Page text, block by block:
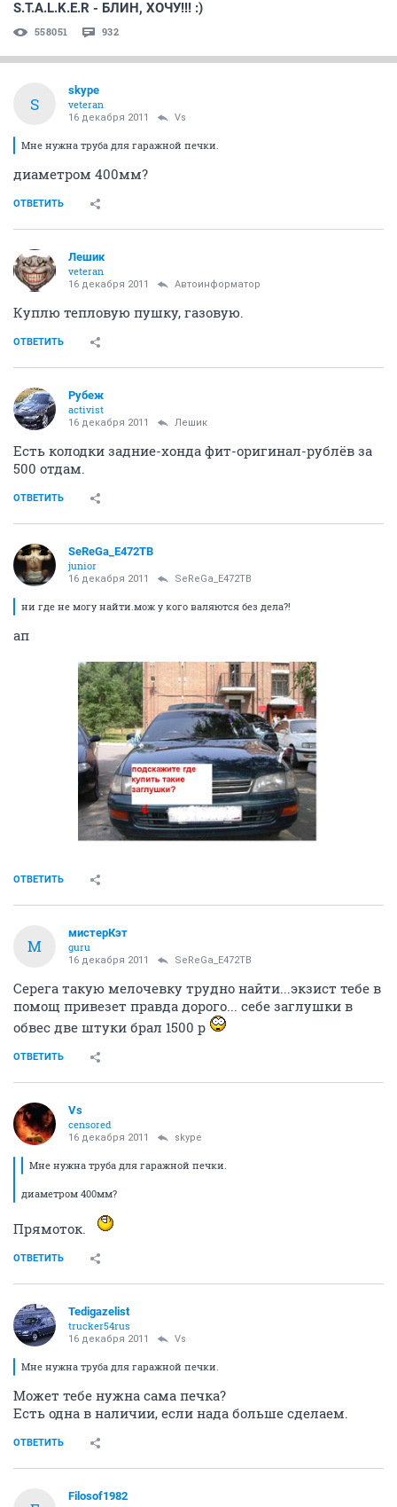
S.T.A.L.K.E.R - БЛИН, ХОЧУ!!! :)
558051 932
S
skype
veteran
16 декабря 2011 Vs
Мне нужна труба для гаражной печки.
диаметром 400мм?
ОТВЕТИТЬ
Лeшик
veteran
16 декабря 2011 Автоинформатор
Куплю тепловую пушку, газовую.
ОТВЕТИТЬ
Рубеж
activist
16 декабря 2011 Лeшик
Есть колодки задние-хонда фит-оригинал-рублёв за
500 отдам.
ОТВЕТИТЬ
SeReGa_Е472ТВ
junior
16 декабря 2011 SeReGa_Е472ТВ
ни где не могу найти.мож у кого валяются без дела?!
ап
ОТВЕТИТЬ
М
мистерКэт
guru
16 декабря 2011 SeReGa_Е472ТВ
Серега такую мелочевку трудно найти...экзист тебе в
помощ привезет правда дорого... себе заглушки в
обвес две штуки брал 1500 р
ОТВЕТИТЬ
Vs
censored
16 декабря 2011 skype
Мне нужна труба для гаражной печки.
диаметром 400мм?
Прямоток.
ОТВЕТИТЬ
Tedigazelist
trucker54rus
16 декабря 2011 Vs
Мне нужна труба для гаражной печки.
Может тебе нужна сама печка?
Есть одна в наличии, если нада больше сделаем.
ОТВЕТИТЬ
Filosof1982